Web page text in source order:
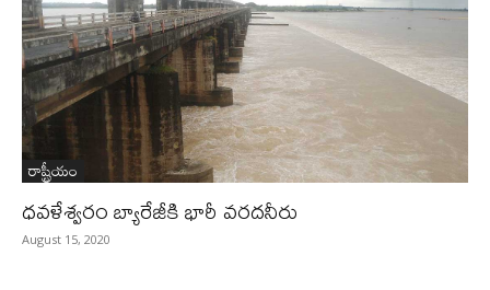
రాష్ట్రీయం
ధవళేశ్వరం బ్యారేజీకి భారీ వరదనీరు
August 15, 2020